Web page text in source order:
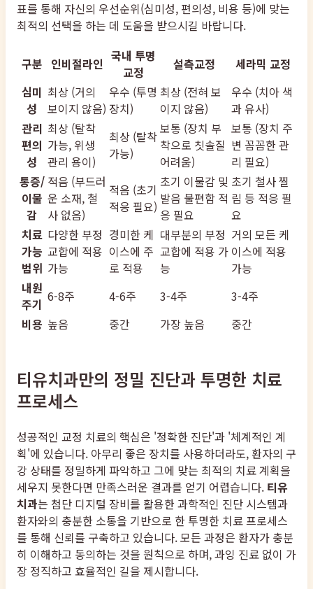
표를 통해 자신의 우선순위(심미성, 편의성, 비용 등)에 맞는
최적의 선택을 하는 데 도움을 받으시길 바랍니다.
구분 인비절라인 국내 투명
교정
설측교정
세라믹 교정
심미
성
최상 (거의
보이지 않음)
우수 (투명
장치)
최상 (전혀 보
이지 않음)
우수 (치아 색
과 유사)
관리
편의
성
최상 (탈착
가능, 위생
관리 용이)
최상 (탈착
가능)
보통 (장치 부
착으로 칫솔질
어려움)
보통 (장치 주
변 꼼꼼한 관
리 필요)
통증/
이물
감
적음 (부드러
운 소재, 철
사 없음)
적음 (초기
적응 필요)
초기 이물감 및
발음 불편함 적
응 필요
초기 철사 찔
림 등 적응 필
요
치료
가능
범위
다양한 부정
교합에 적용
가능
경미한 케
이스에 주
로 적용
대부분의 부정
교합에 적용 가
능
거의 모든 케
이스에 적용
가능
내원
주기 6-8주 4-6주 3-4주
3-4주
비용 높음 중간 가장 높음 중간
티유치과만의 정밀 진단과 투명한 치료
프로세스
성공적인 교정 치료의 핵심은 '정확한 진단'과 '체계적인 계
획'에 있습니다. 아무리 좋은 장치를 사용하더라도, 환자의 구
강 상태를 정밀하게 파악하고 그에 맞는 최적의 치료 계획을
세우지 못한다면 만족스러운 결과를 얻기 어렵습니다. 티유
치과는 첨단 디지털 장비를 활용한 과학적인 진단 시스템과
환자와의 충분한 소통을 기반으로 한 투명한 치료 프로세스
를 통해 신뢰를 구축하고 있습니다. 모든 과정은 환자가 충분
히 이해하고 동의하는 것을 원칙으로 하며, 과잉 진료 없이 가
장 정직하고 효율적인 길을 제시합니다.